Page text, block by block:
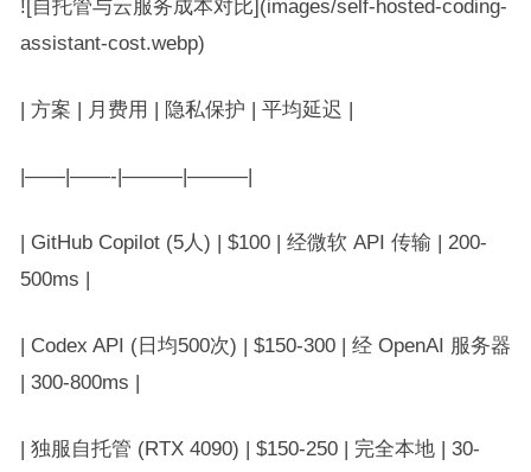
![自托管与云服务成本对比](images/self-hosted-coding-
assistant-cost.webp)
| 方案 | 月费用 | 隐私保护 | 平均延迟 |
|——|——-|———|———|
| GitHub Copilot (5人) | $100 | 经微软 API 传输 | 200-
500ms |
| Codex API (日均500次) | $150-300 | 经 OpenAI 服务器
| 300-800ms |
| 独服自托管 (RTX 4090) | $150-250 | 完全本地 | 30-